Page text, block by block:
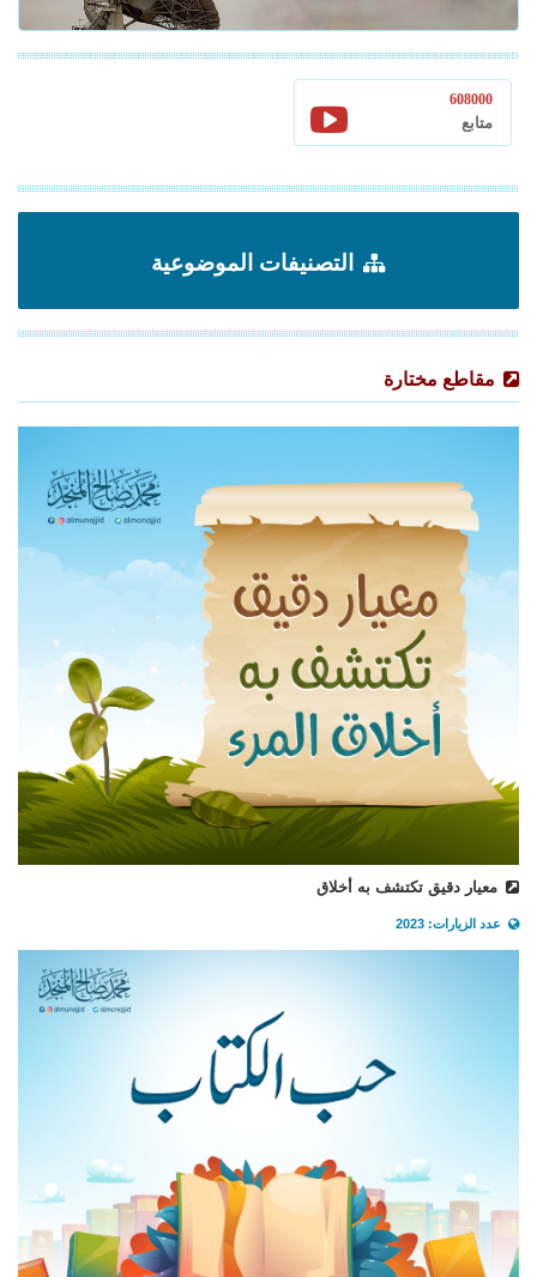
608000
متابع
التصنيفات الموضوعية
مقاطع مختارة
معيار دقيق تكتشف به أخلاق
عدد الزيارات: 2023